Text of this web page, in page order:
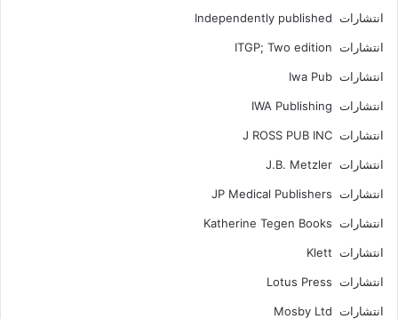
انتشارات Independently published
انتشارات ITGP; Two edition
انتشارات Iwa Pub
انتشارات IWA Publishing
انتشارات J ROSS PUB INC
انتشارات J.B. Metzler
انتشارات JP Medical Publishers
انتشارات Katherine Tegen Books
انتشارات Klett
انتشارات Lotus Press
انتشارات Mosby Ltd